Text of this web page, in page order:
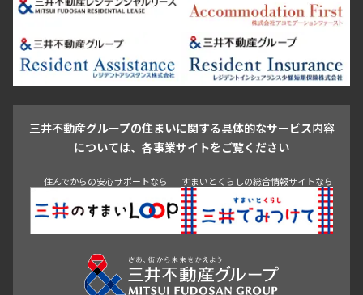
芝浦・汐留・品川
月島・勝どき・豊洲
本郷・春日・小石川
目白・高田馬場・早稲田
池尻大橋・三軒茶屋
祐天寺・学芸大学・自由が丘
駒沢・用賀・二子玉川
成城・砧
池袋・板橋・王子
青山 渋谷 東京・大手町 新宿 品川
目黒・中目黒
豊島区
杉並区 板橋区 練馬区 荒川区
足立区
葛飾区
江戸川区
三井不動産グループの住まいに関する具体的なサービス内容
については、各事業サイトをご覧ください
住んでからの安心サポートなら すまいとくらしの総合情報サイトなら